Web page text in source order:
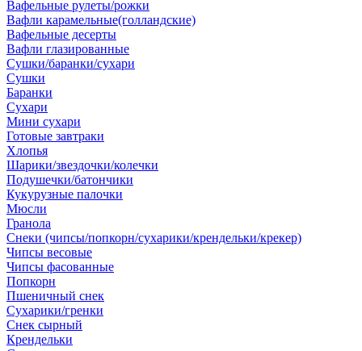
Вафельные рулеты/рожки
Вафли карамельные(голландские)
Вафельные десерты
Вафли глазированные
Сушки/баранки/сухари
Сушки
Баранки
Сухари
Мини сухари
Готовые завтраки
Хлопья
Шарики/звездочки/колечки
Подушечки/батончики
Кукурузные палочки
Мюсли
Гранола
Снеки (чипсы/попкорн/сухарики/крендельки/крекер)
Чипсы весовые
Чипсы фасованные
Попкорн
Пшеничный снек
Сухарики/гренки
Снек сырный
Крендельки